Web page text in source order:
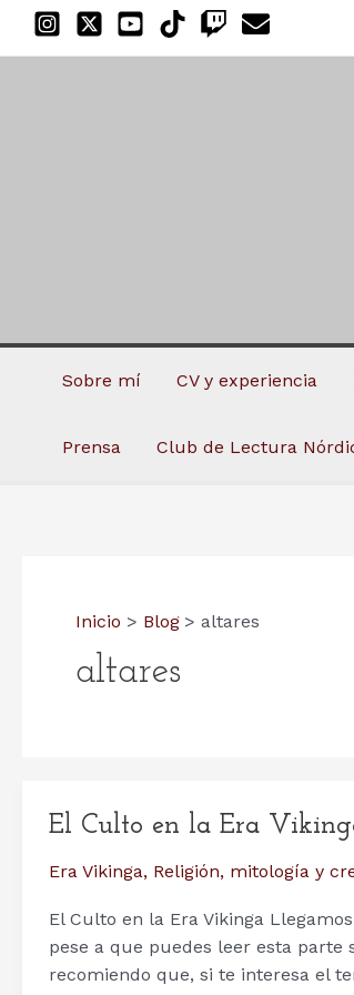
Sobre mí CV y experiencia
Prensa Club de Lectura
Inicio Blog altares
altares
El Culto en la Era
Era Vikinga, Religión, mitología y
El Culto en la Era Vikinga
pese a que puedes leer esta
recomiendo que, si te interesa el